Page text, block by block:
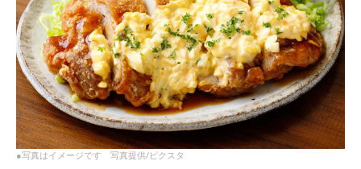
●写真はイメージです 写真提供/ピクスタ